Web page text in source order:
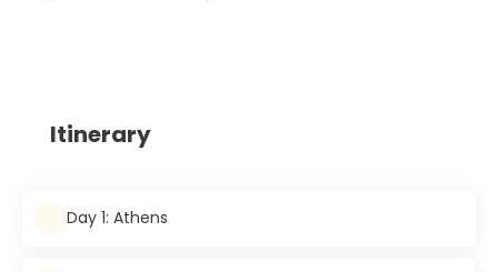
Itinerary
Day 1: Athens